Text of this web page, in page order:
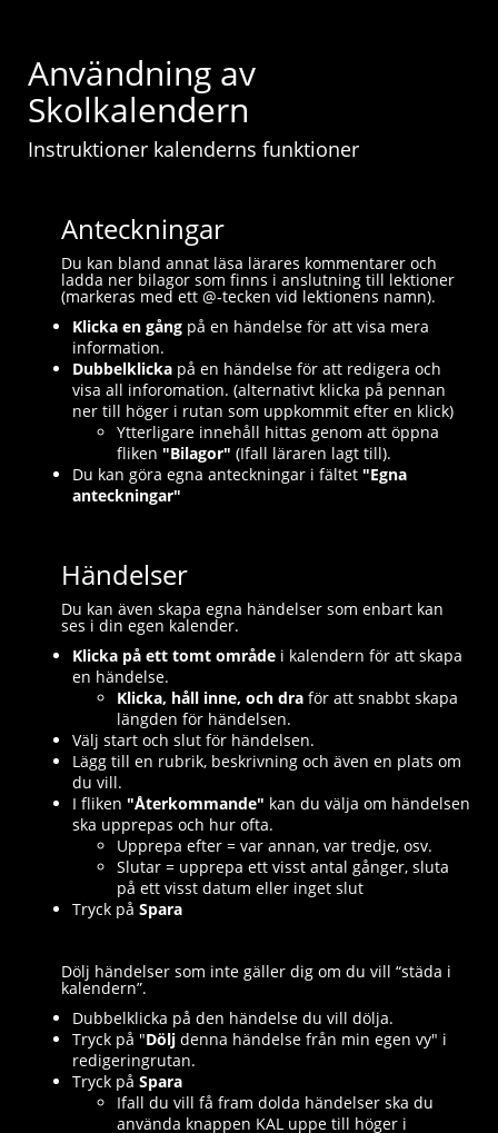
Användning av
Skolkalendern
Instruktioner kalenderns funktioner
Anteckningar
Du kan bland annat läsa lärares kommentarer och
ladda ner bilagor som finns i anslutning till lektioner
(markeras med ett @-tecken vid lektionens namn).
Klicka en gång på en händelse för att visa mera
information.
Dubbelklicka på en händelse för att redigera och
visa all inforomation. (alternativt klicka på pennan
ner till höger i rutan som uppkommit efter en klick)
Ytterligare innehåll hittas genom att öppna
fliken "Bilagor" (Ifall läraren lagt till).
Du kan göra egna anteckningar i fältet "Egna
anteckningar"
Händelser
Du kan även skapa egna händelser som enbart kan
ses i din egen kalender.
Klicka på ett tomt område i kalendern för att skapa
en händelse.
Klicka, håll inne, och dra för att snabbt skapa
längden för händelsen.
Välj start och slut för händelsen.
Lägg till en rubrik, beskrivning och även en plats om
du vill.
I fliken "Återkommande" kan du välja om händelsen
ska upprepas och hur ofta.
Upprepa efter = var annan, var tredje, osv.
Slutar = upprepa ett visst antal gånger, sluta
på ett visst datum eller inget slut
Tryck på Spara
Dölj händelser som inte gäller dig om du vill “städa i
kalendern”.
Dubbelklicka på den händelse du vill dölja.
Tryck på "Dölj denna händelse från min egen vy" i
redigeringrutan.
Tryck på Spara
Ifall du vill få fram dolda händelser ska du
använda knappen KAL uppe till höger i